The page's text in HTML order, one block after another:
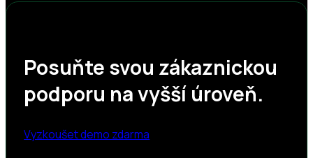
Posuňte svou zákaznickou
podporu na vyšší úroveň.
Vyzkoušet demo zdarma